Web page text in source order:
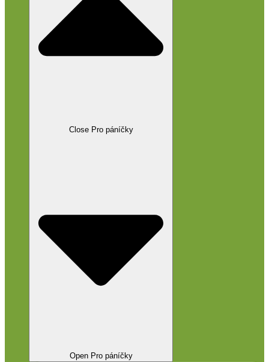
Close Pro páníčky
Open Pro páníčky